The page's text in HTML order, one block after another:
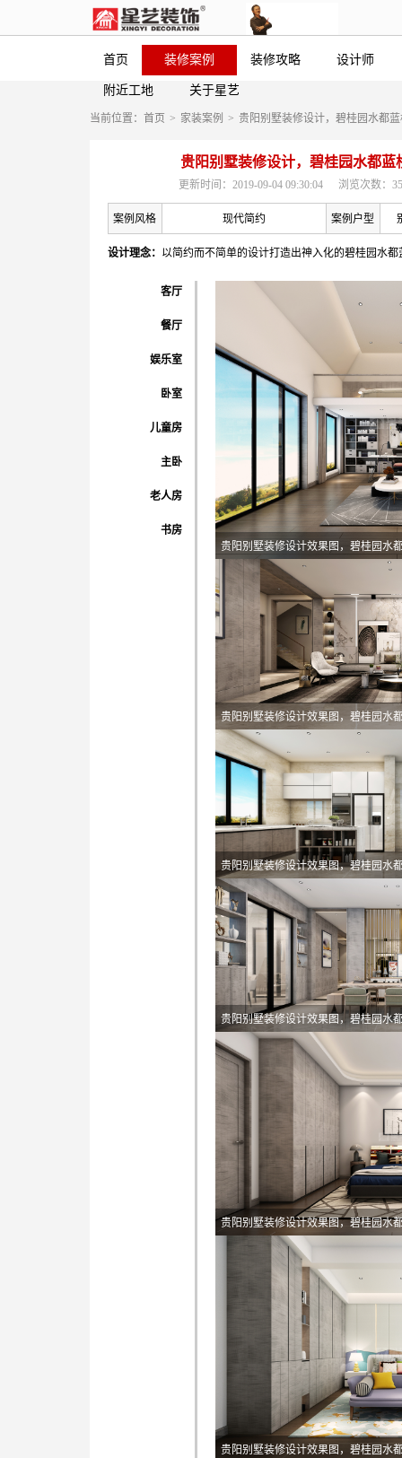
首页 装修案例 装修攻略 设计师
附近工地 关于星艺
当前位置： 首页 > 家装案例 > 贵阳别墅装修设计，碧桂园水都
贵阳别墅装修设计，碧桂园水都蓝
更新时间：2019-09-04 09:30:04 浏览次数：
案例风格 现代简约 案例户型
设计理念： 以简约而不简单的设计打造出神入化的碧桂园水
客厅
餐厅
娱乐室
卧室
儿童房
主卧
老人房
书房
贵阳别墅装修设计效果图，碧桂园水
贵阳别墅装修设计效果图，碧桂园水
贵阳别墅装修设计效果图，碧桂园水
贵阳别墅装修设计效果图，碧桂园水
贵阳别墅装修设计效果图，碧桂园水
贵阳别墅装修设计效果图，碧桂园水